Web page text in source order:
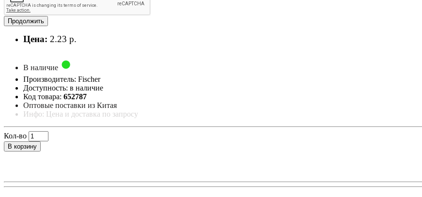
Продолжить
Цена: 2.23 р.
В наличие
Производитель: Fischer
Доступность: в наличие
Код товара: 652787
Оптовые поставки из Китая
Инфо: Цена и доставка по запросу
Кол-во
В корзину